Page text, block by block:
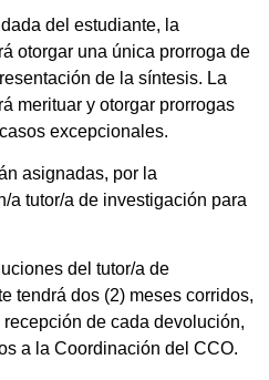
del estudiante, la
otorgar una única prorroga de
de la síntesis. La
merituar y otorgar prorrogas
excepcionales.
asignadas, por la
a tutor/a de investigación para
del tutor/a de
tendrá dos (2) meses corridos,
de cada devolución,
a la Coordinación del CCO.